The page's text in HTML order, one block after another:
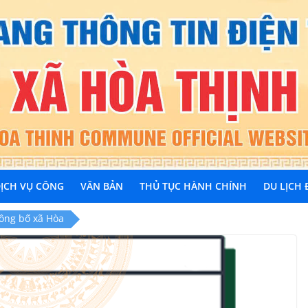
VỤ CÔNG VĂN BẢN THỦ TỤC HÀNH CHÍNH DU LỊCH
bố xã Hòa